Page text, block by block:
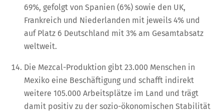
69%, gefolgt von Spanien (6%) sowie den UK,
Frankreich und Niederlanden mit jeweils 4% und
auf Platz 6 Deutschland mit 3% am Gesamtabsatz
weltweit.
Die Mezcal-Produktion gibt 23.000 Menschen in
Mexiko eine Beschäftigung und schafft indirekt
weitere 105.000 Arbeitsplätze im Land und trägt
damit positiv zu der sozio-ökonomischen Stabilität